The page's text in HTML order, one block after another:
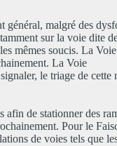
général, malgré des
sur la voie dite
mêmes soucis. La
La Voie
le triage de cette
afin de stationner des
Pour le
de voies tels que